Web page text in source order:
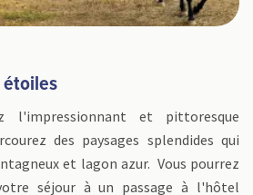
étoiles
l'impressionnant et pittoresque
des paysages splendides qui
et lagon azur. Vous pourrez
séjour à un passage à l'hôtel